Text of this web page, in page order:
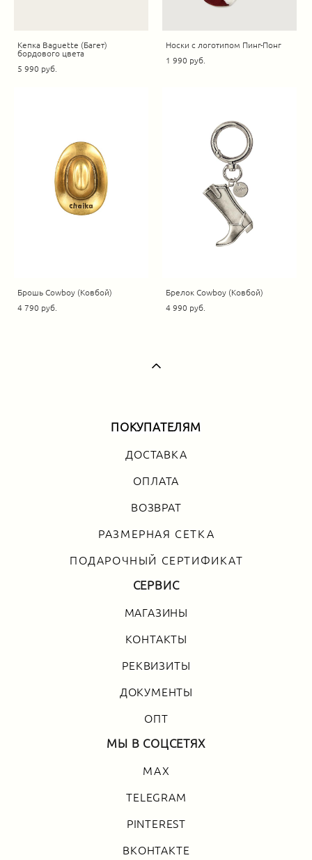
Кепка Baguette (Багет)
бордового цвета
5 990 pуб.
Носки с логотипом Пинг-Понг
1 990 pуб.
Брошь Cowboy (Ковбой)
4 790 pуб.
Брелок Cowboy (Ковбой)
4 990 pуб.
ПОКУПАТЕЛЯМ
ДОСТАВКА
ОПЛАТА
ВОЗВРАТ
РАЗМЕРНАЯ СЕТКА
ПОДАРОЧНЫЙ СЕРТИФИКАТ
СЕРВИС
МАГАЗИНЫ
КОНТАКТЫ
РЕКВИЗИТЫ
ДОКУМЕНТЫ
ОПТ
МЫ В СОЦСЕТЯХ
MAX
TELEGRAM
PINTEREST
ВКОНТАКТЕ